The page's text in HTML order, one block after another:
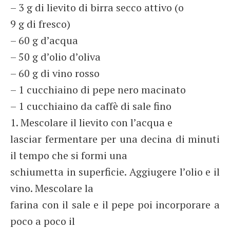
– 3 g di lievito di birra secco attivo (o
9 g di fresco)
– 60 g d’acqua
– 50 g d’olio d’oliva
– 60 g di vino rosso
– 1 cucchiaino di pepe nero macinato
– 1 cucchiaino da caffè di sale fino
1. Mescolare il lievito con l’acqua e
lasciar fermentare per una decina di minuti
il tempo che si formi una
schiumetta in superficie. Aggiugere l’olio e il
vino. Mescolare la
farina con il sale e il pepe poi incorporare a
poco a poco il